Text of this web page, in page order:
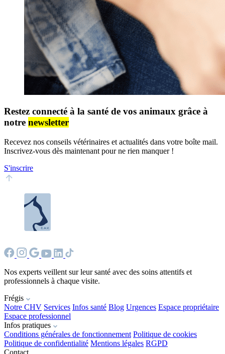
Restez connecté à la santé de vos animaux grâce à
notre newsletter
Recevez nos conseils vétérinaires et actualités dans votre boîte mail.
Inscrivez-vous dès maintenant pour ne rien manquer !
S'inscrire
Nos experts veillent sur leur santé avec des soins attentifs et
professionnels à chaque visite.
Frégis
Notre CHV Services Infos santé Blog Urgences Espace propriétaire
Espace professionnel
Infos pratiques
Conditions générales de fonctionnement Politique de cookies
Politique de confidentialité Mentions légales RGPD
Contact